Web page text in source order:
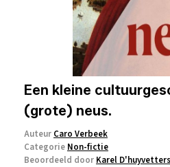
Een kleine
(grote) neus.
Auteur Caro Verbeek
Categorie Non-fictie
Beoordeeld door Karel D'huyvetters